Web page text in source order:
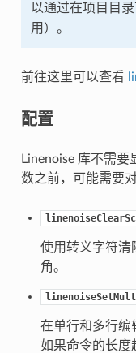
以通过在项目目
用）。
前往这里可以查看
配置
Linenoise 库不需
数之前，可能需要
使用转义字符清
角。
在单行和多行编
如果命令的长度